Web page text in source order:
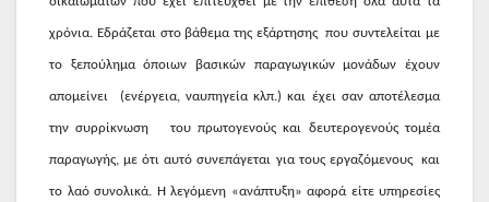
χρόνια. Εδράζεται στο βάθεμα της εξάρτησης που συντελείται με
το ξεπούλημα όποιων βασικών παραγωγικών μονάδων έχουν
απομείνει (ενέργεια, ναυπηγεία κλπ.) και έχει σαν αποτέλεσμα
την συρρίκνωση του πρωτογενούς και δευτερογενούς τομέα
παραγωγής, με ότι αυτό συνεπάγεται για τους εργαζόμενους και
το λαό συνολικά. Η λεγόμενη «ανάπτυξη» αφορά είτε υπηρεσίες